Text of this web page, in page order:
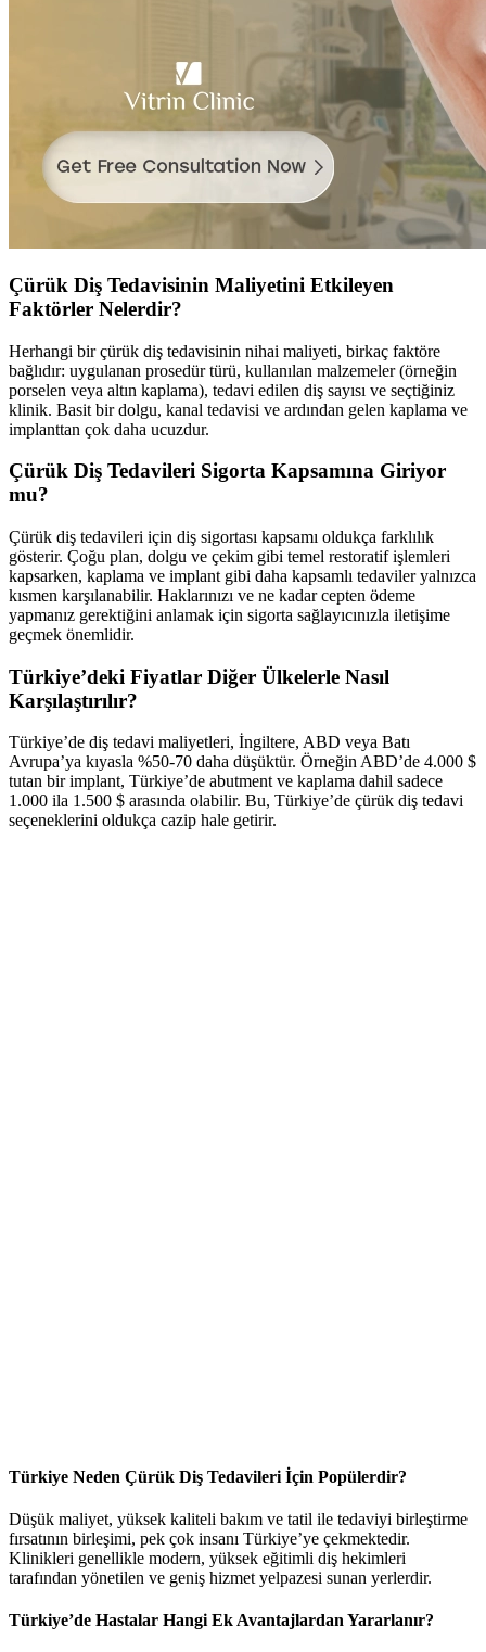
Çürük Diş Tedavisinin Maliyetini Etkileyen
Faktörler Nelerdir?
Herhangi bir çürük diş tedavisinin nihai maliyeti, birkaç faktöre
bağlıdır: uygulanan prosedür türü, kullanılan malzemeler (örneğin
porselen veya altın kaplama), tedavi edilen diş sayısı ve seçtiğiniz
klinik. Basit bir dolgu, kanal tedavisi ve ardından gelen kaplama ve
implanttan çok daha ucuzdur.
Çürük Diş Tedavileri Sigorta Kapsamına Giriyor
mu?
Çürük diş tedavileri için diş sigortası kapsamı oldukça farklılık
gösterir. Çoğu plan, dolgu ve çekim gibi temel restoratif işlemleri
kapsarken, kaplama ve implant gibi daha kapsamlı tedaviler yalnızca
kısmen karşılanabilir. Haklarınızı ve ne kadar cepten ödeme
yapmanız gerektiğini anlamak için sigorta sağlayıcınızla iletişime
geçmek önemlidir.
Türkiye’deki Fiyatlar Diğer Ülkelerle Nasıl
Karşılaştırılır?
Türkiye’de diş tedavi maliyetleri, İngiltere, ABD veya Batı
Avrupa’ya kıyasla %50-70 daha düşüktür. Örneğin ABD’de 4.000 $
tutan bir implant, Türkiye’de abutment ve kaplama dahil sadece
1.000 ila 1.500 $ arasında olabilir. Bu, Türkiye’de çürük diş tedavi
seçeneklerini oldukça cazip hale getirir.
Türkiye Neden Çürük Diş Tedavileri İçin Popülerdir?
Düşük maliyet, yüksek kaliteli bakım ve tatil ile tedaviyi birleştirme
fırsatının birleşimi, pek çok insanı Türkiye’ye çekmektedir.
Klinikleri genellikle modern, yüksek eğitimli diş hekimleri
tarafından yönetilen ve geniş hizmet yelpazesi sunan yerlerdir.
Türkiye’de Hastalar Hangi Ek Avantajlardan Yararlanır?